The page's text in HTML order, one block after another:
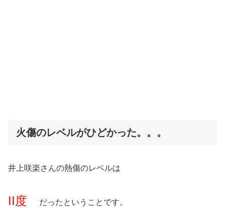
火傷のレベルがひどかった。。。
井上咲楽さんの熱傷のレベルは
II度 だったということです。